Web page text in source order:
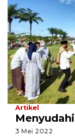
Artikel
3 Mei 2022